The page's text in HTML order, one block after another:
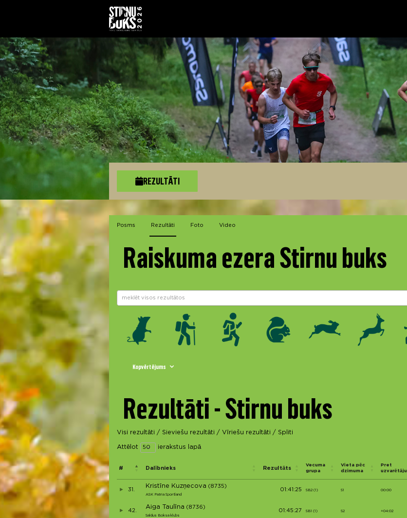
REZULTĀTI
Posms Rezultāti Foto Video
Raiskuma ezera Stirnu buks
Kopvērtējums
Rezultāti - Stirnu buks
Visi rezultāti / Sieviešu rezultāti / Vīriešu rezultāti / Spliti
Attēlot ierakstus lapā
# Dalībnieks Rezultāts
Vecuma
grupa
Vieta pēc
dzimuma
Pret
uzvarētāju
31.
Kristīne Kuzņecova (8735)
ASK Patria Sportland
01:41:25 SB2 (1) S1 00:00
42.
Aiga Taulīna (8736)
Saldus Boksa klubs
01:45:27 SB1 (1) S2 +04:02